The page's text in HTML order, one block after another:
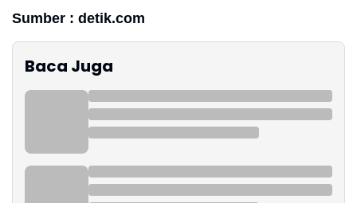
Sumber : detik.com
Baca Juga